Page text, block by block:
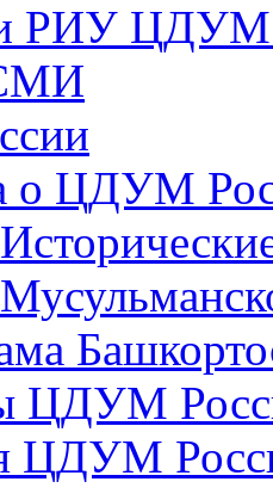
РИУ ЦДУМ
о ЦДУМ
ЦДУМ
ЦДУМ